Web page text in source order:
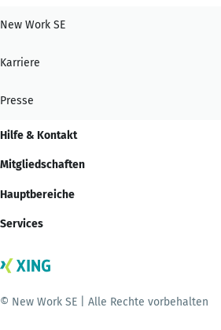
New Work SE
Karriere
Presse
Hilfe & Kontakt
Mitgliedschaften
Hauptbereiche
Services
© New Work SE | Alle Rechte vorbehalten